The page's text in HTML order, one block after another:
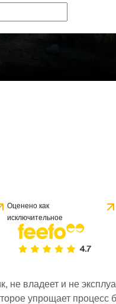
Оценено как
исключительное
владеет и не
упрощает процесс